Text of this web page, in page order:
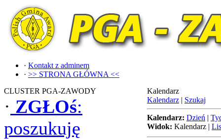
· Kontakt z adminem
· >> STRONA GŁÓWNA <<
CLUSTER PGA-ZAWODY
· ZGŁOś:
poszukuję
Kalendarz
Kalendarz | Szukaj
Kalendarz: Dzień |
Widok: Kalendarz |